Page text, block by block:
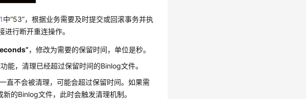
中“53”，根据业务需要及时提交或回滚事务并执
行断开重连操作。
，修改为需要的保留时间，单位是秒。
能，清理已经超过保留时间的Binlog文件。
直不会被清理，可能会超过保留时间。如果需
的Binlog文件，此时会触发清理机制。